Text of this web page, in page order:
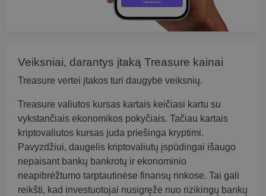
Veiksniai, darantys įtaką Treasure kainai
Treasure vertei įtakos turi daugybė veiksnių.
Treasure valiutos kursas kartais keičiasi kartu su
vykstančiais ekonomikos pokyčiais. Tačiau kartais
kriptovaliutos kursas juda priešinga kryptimi.
Pavyzdžiui, daugelis kriptovaliutų įspūdingai išaugo
nepaisant bankų bankrotų ir ekonominio
neapibrėžtumo tarptautinėse finansų rinkose. Tai gali
reikšti, kad investuotojai nusigręžė nuo rizikingų bankų